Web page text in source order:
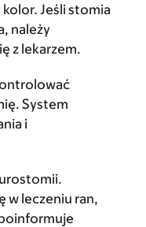
Jeśli stomia
należy
z lekarzem.
System
i
w leczeniu ran,